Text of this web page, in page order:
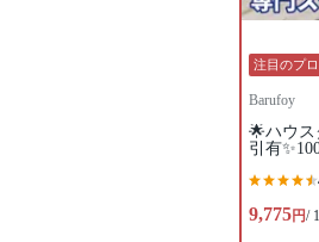
注目のプロ
Barufoy
🌟ハウス
引有
9,775円/